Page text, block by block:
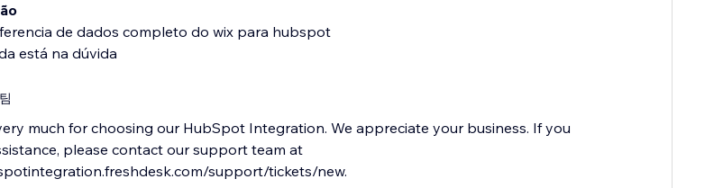
de dados completo do wix para hubspot
está na dúvida
much for choosing our HubSpot Integration. We appreciate your business. If you
please contact our support team at
support/tickets/new.